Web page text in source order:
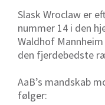
Slask Wroclaw er
nummer 14 i den
Waldhof
den fjerdebedste
AaB’s mandskab
følger: